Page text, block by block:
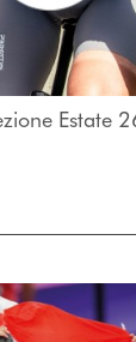
Estate